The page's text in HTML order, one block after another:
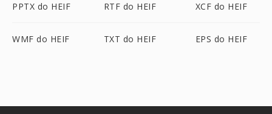
PPTX do HEIF RTF do HEIF XCF do HEIF
WMF do HEIF TXT do HEIF EPS do HEIF